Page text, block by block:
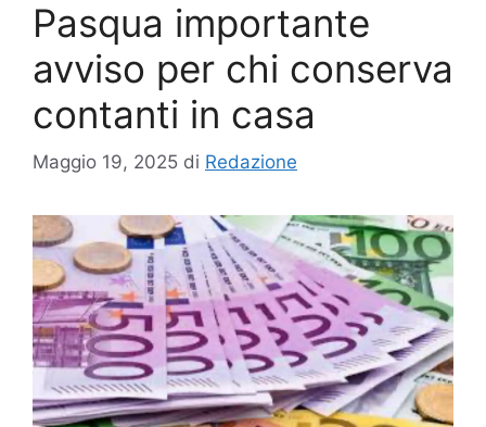
Pasqua importante
avviso per chi conserva
contanti in casa
Maggio 19, 2025 di Redazione